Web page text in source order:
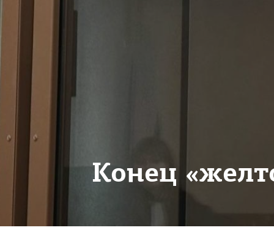
Конец